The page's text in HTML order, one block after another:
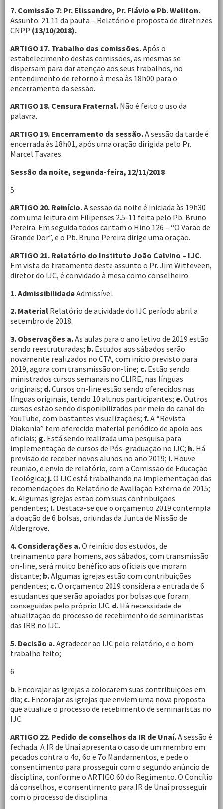
7. Comissão 7: Pr. Elissandro, Pr. Flávio e Pb. Weliton.
Assunto: 21.11 da pauta – Relatório e proposta de diretrizes
CNPP (13/10/2018).
ARTIGO 17. Trabalho das comissões.Após o
estabelecimento destas comissões, as mesmas se
dispersam para dar atenção aos seus trabalhos, no
entendimento de retorno à mesa às 18h00 para o
encerramento da sessão.
ARTIGO 18. Censura Fraternal. Não é feito o uso da
palavra.
ARTIGO 19. Encerramento da sessão.A sessão da tarde é
encerrada às 18h01, após uma oração dirigida pelo Pr.
Marcel Tavares.
Sessão da noite, segunda-feira, 12/11/2018
5
ARTIGO 20. Reinício.A sessão da noite é iniciada às 19h30
com uma leitura em Filipenses 2.5-11 feita pelo Pb. Bruno
Pereira. Em seguida todos cantam o Hino 126 – “O Varão de
Grande Dor”, e o Pb. Bruno Pereira dirige uma oração.
ARTIGO 21. Relatório do Instituto João Calvino – IJC.
Em vista do tratamento deste assunto o Pr. Jim Witteveen,
diretor do IJC, é convidado à mesa como conselheiro.
1. AdmissibilidadeAdmissível.
2. Material Relatório de atividade do IJC período abril a
setembro de 2018.
3. Observações a.As aulas para o ano letivo de 2019 estão
sendo reestruturadas; b. Estudos aos sábados serão
novamente realizados no CTA, com início previsto para
2019, agora com transmissão on-line; c. Estão sendo
ministrados cursos semanais no CLIRE, nas línguas
originais; d.Cursos on-line estão sendo oferecidos nas
línguas originais, tendo 10 alunos participantes; e.Outros
cursos estão sendo disponibilizados por meio do canal do
YouTube, com bastantes visualizações; f.A “Revista
Diakonia” tem oferecido material periódico de apoio aos
oficiais; g. Está sendo realizada uma pesquisa para
implementação de cursos de Pós-graduação no IJC; h. Há
previsão de receber novos alunos no ano 2019; i. Houve
reunião, e envio de relatório, com a Comissão de Educação
Teológica; j.O IJC está trabalhando na implementação das
recomendações do Relatório de Avaliação Externa de 2015;
k.Algumas igrejas estão com suas contribuições
pendentes; l. Destaca-se que o orçamento 2019 contempla
a doação de 6 bolsas, oriundas da Junta de Missão de
Aldergrove.
4. Considerações a.O reinício dos estudos, de
treinamento para homens, aos sábados, com transmissão
on-line, será muito benéfico aos oficiais que moram
distante; b.Algumas igrejas estão com contribuições
pendentes; c.O orçamento 2019 considera a entrada de 6
estudantes que serão apoiados por bolsas que foram
conseguidas pelo próprio IJC. d. Há necessidade de
atualização do processo de recebimento de seminaristas
das IRB no IJC.
5. Decisão a.Agradecer ao IJC pelo relatório, e o bom
trabalho feito;
6
b. Encorajar as igrejas a colocarem suas contribuições em
dia; c. Encorajar as igrejas que enviem uma nova proposta
que atualize o processo de recebimento de seminaristas no
IJC.
ARTIGO 22. Pedido de conselhos da IR de Unaí.A sessão é
fechada. A IR de Unaí apresenta o caso de um membro em
pecados contra o 4o, 6o e 7o Mandamentos, e pede o
consentimento para prosseguir com o segundo anúncio de
disciplina, conforme o ARTIGO 60 do Regimento. O Concílio
dá conselhos, e consentimento para IR de Unaí prosseguir
com o processo de disciplina.